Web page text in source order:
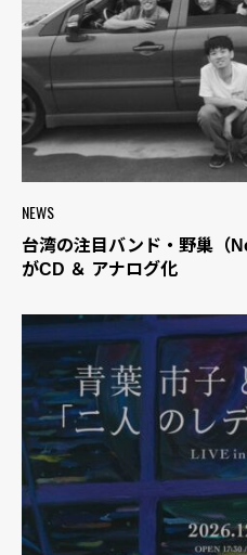
NEWS
台湾の注目バンド・野巢（
がCD ＆ アナログ化